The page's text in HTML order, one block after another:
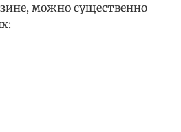
можно существенно